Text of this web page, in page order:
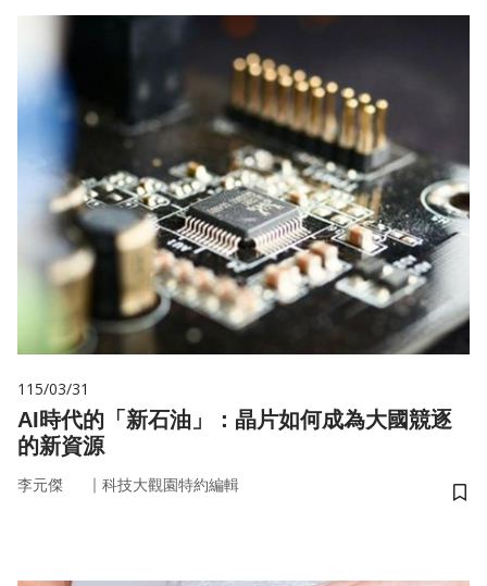
115/03/31
AI時代的「新石油」：晶片如何成為大國競逐
的新資源
李元傑 ｜ 科技大觀園特約編輯
儲